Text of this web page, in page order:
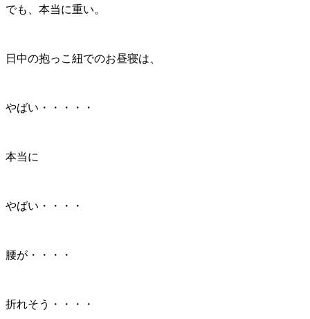
でも、本当に重い。
日中の抱っこ紐でのお昼寝は、
やばい・・・・・
本当に
やばい・・・・
腰が・・・・
折れそう・・・・